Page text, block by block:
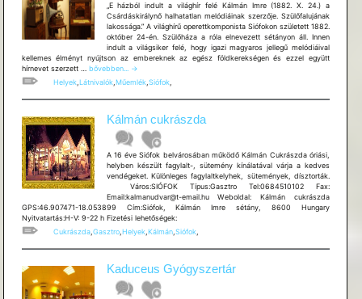
„E házból indult a világhír felé Kálmán Imre (1882. X. 24.) a
Csárdáskirálynő halhatatlan melódiáinak szerzője. Szülőfalujának
lakossága.” A világhírű operettkomponista Siófokon született 1882.
október 24-én. Szülőháza a róla elnevezett sétányon áll. Innen
indult a világsiker felé, hogy igazi magyaros jellegű melódiáival
kellemes élményt nyújtson az embereknek az egész földkerekségen és ezzel együtt
hírnevet szerzett … Kálmán
Imre
Emlékház
bővebben...
→
Helyek, Látnivalók, Műemlék, Siófok,
Kálmán cukrászda
A 16 éve Siófok belvárosában működő Kálmán Cukrászda óriási,
helyben készült fagylalt-, sütemény kínálatával várja a kedves
vendégeket. Különleges fagylaltkelyhek, sütemények, dísztorták.
Város:SIÓFOK Típus:Gasztro Tel:0684510102 Fax:
Email:kalmanudvar@t-email.hu Weboldal: Kálmán cukrászda
GPS:46.907471-18.053899 Cím:Siófok, Kálmán Imre sétány, 8600 Hungary
Nyitvatartás:H-V: 9-22 h Fizetési lehetőségek:
Cukrászda, Gasztro, Helyek, Kálmán, Siófok,
Kaduceus Gyógyszertár